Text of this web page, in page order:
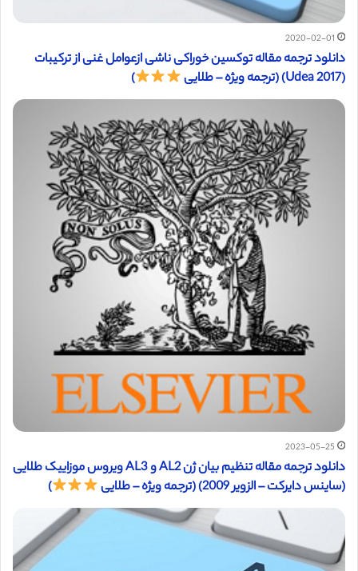
2020-02-01
دانلود ترجمه مقاله توکسین خوراکی ناشی ازعوامل غنی از ترکیبات
(Udea 2017) (ترجمه ویژه – طلایی
)
2023-05-25
دانلود ترجمه مقاله تنظیم بیان ژن AL2 و AL3 ویروس موزاییک طلایی
(ساینس دایرکت – الزویر 2009) (ترجمه ویژه – طلایی
)